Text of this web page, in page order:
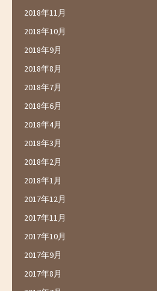
2018年11月
2018年10月
2018年9月
2018年8月
2018年7月
2018年6月
2018年4月
2018年3月
2018年2月
2018年1月
2017年12月
2017年11月
2017年10月
2017年9月
2017年8月